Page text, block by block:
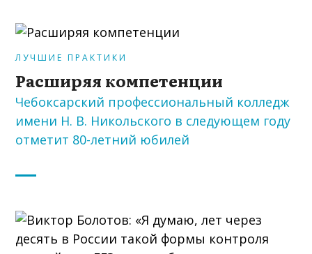
ЛУЧШИЕ ПРАКТИКИ
Расширяя компетенции
Чебоксарский профессиональный колледж
имени Н. В. Никольского в следующем году
отметит 80-летний юбилей